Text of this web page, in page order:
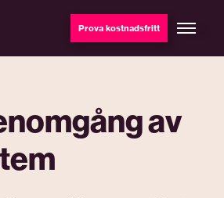
Prova kostnadsfritt
av